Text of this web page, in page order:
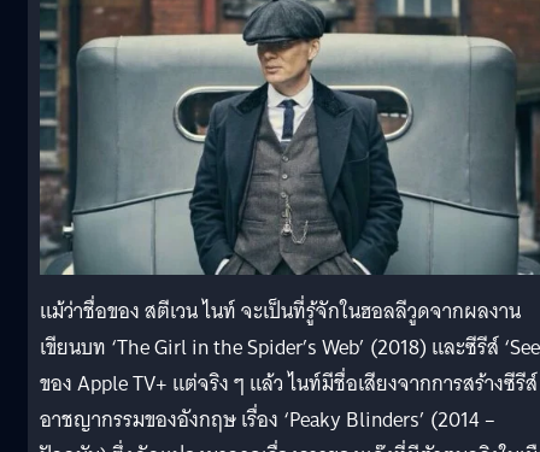
แม้ว่าชื่อของ สตีเวน ไนท์ จะเป็นที่รู้จักในฮอลลีวูดจากผลงาน
เขียนบท ‘The Girl in the Spider’s Web’ (2018) และซีรีส์
ของ Apple TV+ แต่จริง ๆ แล้ว ไนท์มีชื่อเสียงจากการสร้างซีรีส์
อาชญากรรมของอังกฤษ เรื่อง ‘Peaky Blinders’ (2014 –